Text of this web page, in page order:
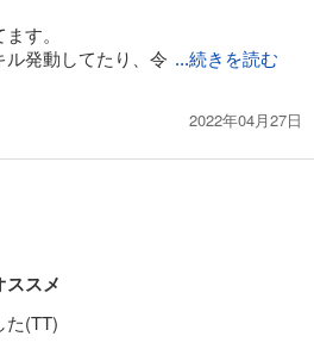
す。
発動してたり、令 ...続きを読む
2022年04月27日
ススメ
(TT)